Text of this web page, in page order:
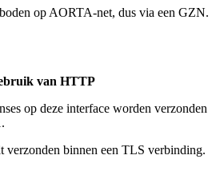
op AORTA-net, dus via een GZN.
van HTTP
op deze interface worden verzonden
binnen een TLS verbinding.